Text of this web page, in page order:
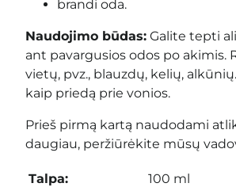
brandi oda.
Naudojimo būdas: Galite tepti
ant pavargusios odos po
vietų, pvz., blauzdų, kelių,
kaip priedą prie vonios.
Prieš pirmą kartą naudodami
daugiau, peržiūrėkite mūsų
Talpa:
100 ml